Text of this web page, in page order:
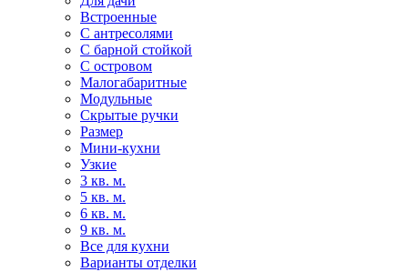
Встроенные
С антресолями
С барной стойкой
С островом
Малогабаритные
Модульные
Скрытые ручки
Размер
Мини-кухни
Узкие
3 кв. м.
5 кв. м.
6 кв. м.
9 кв. м.
Все для кухни
Варианты отделки